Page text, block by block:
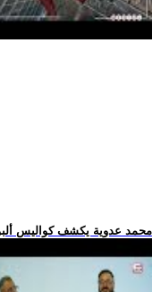
.. محمد عدوية يكشف كواليس